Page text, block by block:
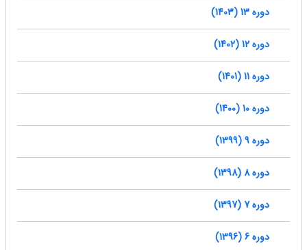
دوره 13 (1403)
دوره 12 (1402)
دوره 11 (1401)
دوره 10 (1400)
دوره 9 (1399)
دوره 8 (1398)
دوره 7 (1397)
دوره 6 (1396)